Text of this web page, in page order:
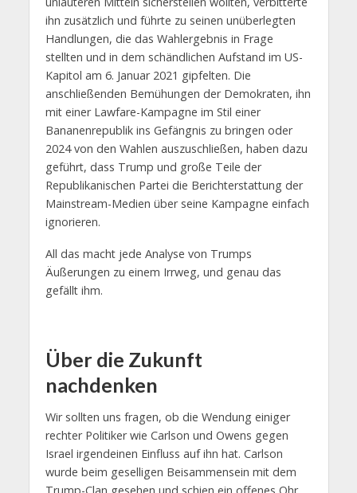
ihn zusätzlich und führte zu seinen unüberlegten
Handlungen, die das Wahlergebnis in Frage
stellten und in dem schändlichen Aufstand im US-
Kapitol am 6. Januar 2021 gipfelten. Die
anschließenden Bemühungen der Demokraten, ihn
mit einer Lawfare-Kampagne im Stil einer
Bananenrepublik ins Gefängnis zu bringen oder
2024 von den Wahlen auszuschließen, haben dazu
geführt, dass Trump und große Teile der
Republikanischen Partei die Berichterstattung der
Mainstream-Medien über seine Kampagne einfach
ignorieren.
All das macht jede Analyse von Trumps
Äußerungen zu einem Irrweg, und genau das
gefällt ihm.
Über die Zukunft
nachdenken
Wir sollten uns fragen, ob die Wendung einiger
rechter Politiker wie Carlson und Owens gegen
Israel irgendeinen Einfluss auf ihn hat. Carlson
wurde beim geselligen Beisammensein mit dem